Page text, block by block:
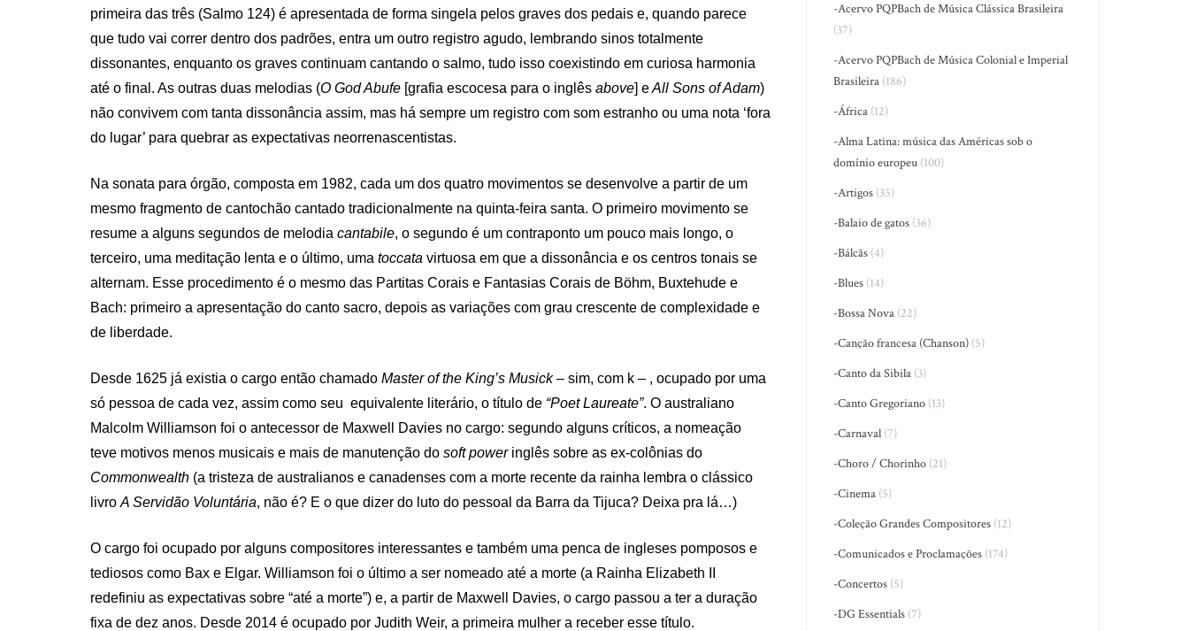
primeira das três (Salmo 124) é apresentada de forma singela pelos graves dos pedais e, quando parece
que tudo vai correr dentro dos padrões, entra um outro registro agudo, lembrando sinos totalmente
dissonantes, enquanto os graves continuam cantando o salmo, tudo isso coexistindo em curiosa harmonia
até o final. As outras duas melodias (O God Abufe [grafia escocesa para o inglês above] eAll Sons of Adam)
não convivem com tanta dissonância assim, mas há sempre um registro com som estranho ou uma nota ‘fora
do lugar’ para quebrar as expectativas neorrenascentistas.
Na sonata para órgão, composta em 1982, cada um dos quatro movimentos se desenvolve a partir de um
mesmo fragmento de cantochão cantado tradicionalmente na quinta-feira santa. O primeiro movimento se
resume a alguns segundos de melodia cantabile, o segundo é um contraponto um pouco mais longo, o
terceiro, uma meditação lenta e o último, uma toccata virtuosa em que a dissonância e os centros tonais se
alternam. Esse procedimento é o mesmo das Partitas Corais e Fantasias Corais de Böhm, Buxtehude e
Bach: primeiro a apresentação do canto sacro, depois as variações com grau crescente de complexidade e
de liberdade.
Desde 1625 já existia o cargo então chamado Master of the King’s Musick– sim, com k – , ocupado por uma
só pessoa de cada vez, assim como seu equivalente literário, o título de “Poet Laureate”. O australiano
Malcolm Williamson foi o antecessor de Maxwell Davies no cargo: segundo alguns críticos, a nomeação
teve motivos menos musicais e mais de manutenção do soft poweringlês sobre as ex-colônias do
Commonwealth (a tristeza de australianos e canadenses com a morte recente da rainha lembra o clássico
livro A Servidão Voluntária, não é? E o que dizer do luto do pessoal da Barra da Tijuca? Deixa pra lá…)
O cargo foi ocupado por alguns compositores interessantes e também uma penca de ingleses pomposos e
tediosos como Bax e Elgar. Williamson foi o último a ser nomeado até a morte (a Rainha Elizabeth II
redefiniu as expectativas sobre “até a morte”) e, a partir de Maxwell Davies, o cargo passou a ter a duração
fixa de dez anos. Desde 2014 é ocupado por Judith Weir, a primeira mulher a receber esse título.
-Acervo PQPBach de Música Clássica Brasileira
(37)
-Acervo PQPBach de Música Colonial e Imperial
Brasileira (186)
-África (12)
-Alma Latina: música das Américas sob o
domínio europeu (100)
-Artigos (35)
-Balaio de gatos (36)
-Bálcãs (4)
-Blues (14)
-Bossa Nova (22)
-Canção francesa (Chanson) (5)
-Canto da Sibila (3)
-Canto Gregoriano (13)
-Carnaval (7)
-Choro / Chorinho (21)
-Cinema (5)
-Coleção Grandes Compositores (12)
-Comunicados e Proclamações (174)
-Concertos (5)
-DG Essentials (7)